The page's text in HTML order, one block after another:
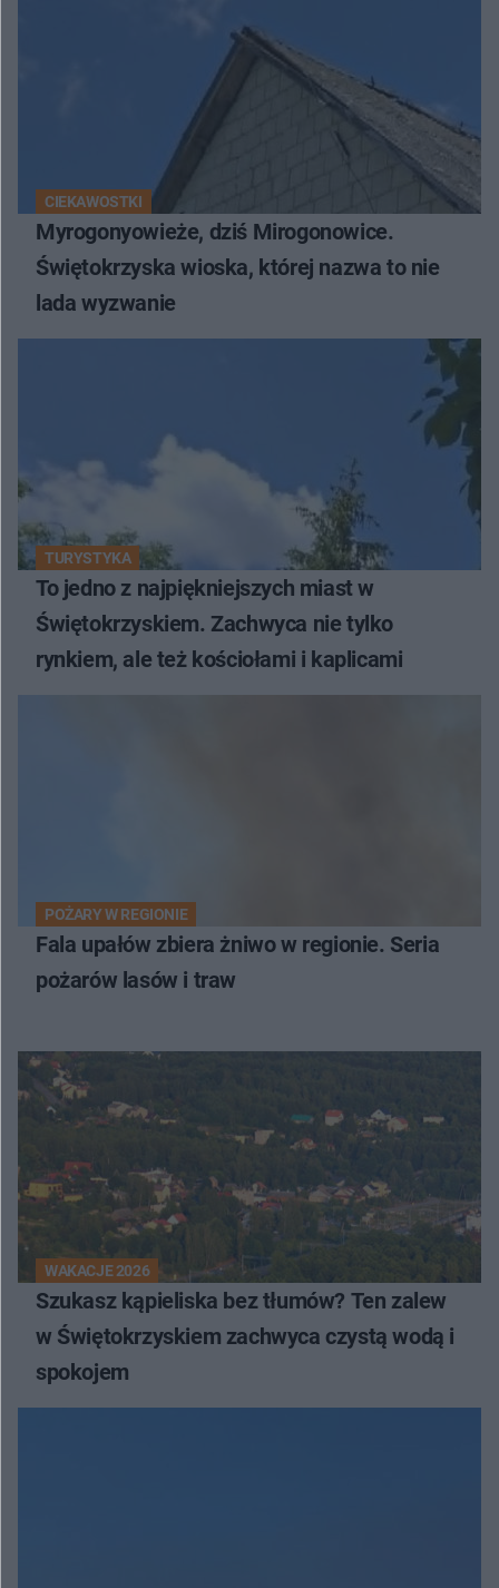
CIEKAWOSTKI
Myrogonyowieże, dziś Mirogonowice.
Świętokrzyska wioska, której nazwa to nie
lada wyzwanie
TURYSTYKA
To jedno z najpiękniejszych miast w
Świętokrzyskiem. Zachwyca nie tylko
rynkiem, ale też kościołami i kaplicami
POŻARY W REGIONIE
Fala upałów zbiera żniwo w regionie. Seria
pożarów lasów i traw
WAKACJE 2026
Szukasz kąpieliska bez tłumów? Ten zalew
w Świętokrzyskiem zachwyca czystą wodą i
spokojem